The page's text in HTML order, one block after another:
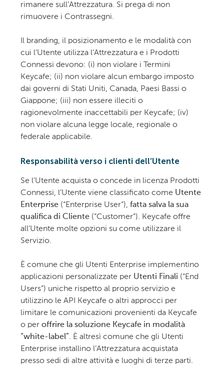
rimanere sull’Attrezzatura. Si prega di non
rimuovere i Contrassegni.
Il branding, il posizionamento e le modalità con
cui l’Utente utilizza l’Attrezzatura e i Prodotti
Connessi devono: (i) non violare i Termini
Keycafe; (ii) non violare alcun embargo imposto
dai governi di Stati Uniti, Canada, Paesi Bassi o
Giappone; (iii) non essere illeciti o
ragionevolmente inaccettabili per Keycafe; (iv)
non violare alcuna legge locale, regionale o
federale applicabile.
Responsabilità verso i clienti dell’Utente
Se l’Utente acquista o concede in licenza Prodotti
Connessi, l’Utente viene classificato come Utente
Enterprise (“Enterprise User”), fatta salva la sua
qualifica di Cliente (“Customer”). Keycafe offre
all’Utente molte opzioni su come utilizzare il
Servizio.
È comune che gli Utenti Enterprise implementino
applicazioni personalizzate per Utenti Finali (“End
Users”) uniche rispetto al proprio servizio e
utilizzino le API Keycafe o altri approcci per
limitare le comunicazioni provenienti da Keycafe
o per offrire la soluzione Keycafe in modalità
“white-label”. È altresì comune che gli Utenti
Enterprise installino l’Attrezzatura acquistata
presso sedi di altre attività e luoghi di terze parti.